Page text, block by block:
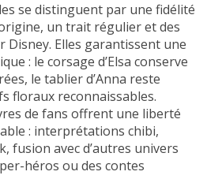
se distinguent par une fidélité
un trait régulier et des
Disney. Elles garantissent une
: le corsage d’Elsa conserve
le tablier d’Anna reste
floraux reconnaissables.
de fans offrent une liberté
: interprétations chibi,
fusion avec d’autres univers
héros ou des contes